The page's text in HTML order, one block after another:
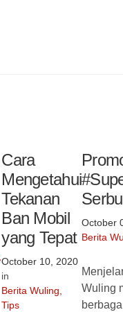
Cara
Mengetahui
Tekanan
Ban Mobil
yang Tepat
October 10, 2020
in
Berita Wuling
Tips
October
Berita
Wuling